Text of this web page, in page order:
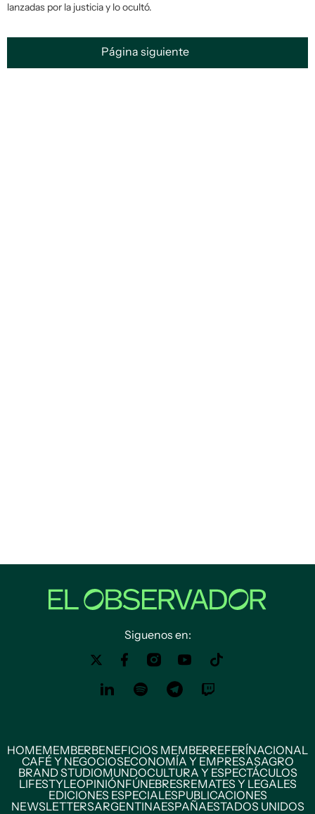
lanzadas por la justicia y lo ocultó.
Página siguiente
Siguenos en:
HOMEMEMBERBENEFICIOS MEMBERREFERÍNACIONAL
CAFÉ Y NEGOCIOSECONOMÍA Y EMPRESASAGRO
BRAND STUDIOMUNDOCULTURA Y ESPECTÁCULOS
LIFESTYLEOPINIÓNFÚNEBRESREMATES Y LEGALES
EDICIONES ESPECIALESPUBLICACIONES
NEWSLETTERSARGENTINAESPAÑAESTADOS UNIDOS